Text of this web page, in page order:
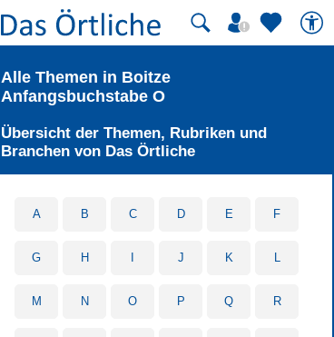
Alle Themen in Boitze
Anfangsbuchstabe O
Übersicht der Themen, Rubriken und
Branchen von Das Örtliche
A B C D E F
G H J K L
M N O P Q R